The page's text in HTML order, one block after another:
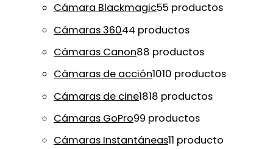
Cámara Blackmagic55 productos
Cámaras 36044 productos
Cámaras Canon88 productos
Cámaras de acción1010 productos
Cámaras de cine1818 productos
Cámaras GoPro99 productos
Cámaras Instantáneas11 producto